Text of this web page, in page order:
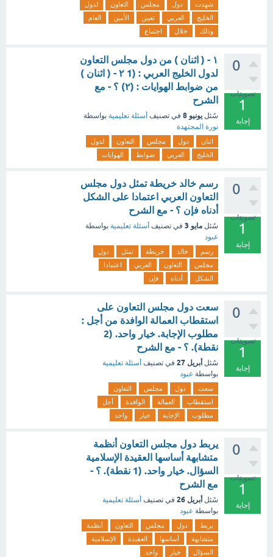
شهدت دول مجلس التعاون
لدول
الخليج
العربي تعيين الأمين
العام
وذلك
خلال اجتماع
0
تصويتات
1
إجابة
۱ - ( اثنان ) من دول مجلس التعاون
لدول الخليج العربي : (1 ۲ - ( اثنان )
من ضوابط الهوايات : (۲) ؟ - مع
الشرح
سُئل يونيو 8 في تصنيف أسئلة تعليمية بواسطة
نورة المجتهدة
اثنان دول مجلس التعاون
لدول
الخليج
العربي ضوابط الهوايات
0
تصويتات
1
إجابة
رسم خالد خريطة تمثل دول مجلس
التعاون العربي اعتمادا على الشكل
أدناه فإن ؟ - مع الشرح
سُئل مايو 3 في تصنيف أسئلة تعليمية بواسطة
عبود
رسم خالد خريطة تمثل
دول
مجلس
التعاون العربي
اعتمادا
الشكل
أدناه فإن
0
تصويتات
1
إجابة
سعت دول مجلس التعاون على
استقطاب العمالة الوافدة من أجل :
مطلوب الإجابة. خيار واحد. (2
نقطة). ؟ - مع الشرح
سُئل أبريل 27 في تصنيف أسئلة تعليمية
بواسطة عبود
سعت دول مجلس
التعاون
استقطاب
العمالة الوافدة
أجل
مطلوب
الإجابة خيار واحد
0
تصويتات
1
إجابة
يربط دول مجلس التعاون أنظمة
متشابهة أساسها العقيدة الإسلامية
السؤال. خيار واحد. (1 نقطة). ؟ -
مع الشرح
سُئل أبريل 26 في تصنيف أسئلة تعليمية
بواسطة عبود
يربط دول مجلس التعاون
أنظمة
متشابهة
أساسها العقيدة
الإسلامية
السؤال
خيار واحد